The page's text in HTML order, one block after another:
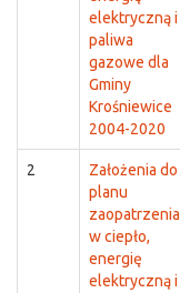
elektryczną i
paliwa
gazowe dla
Gminy
Krośniewice
2004-2020
2
Założenia do
planu
zaopatrzenia
w ciepło,
energię
elektryczną i